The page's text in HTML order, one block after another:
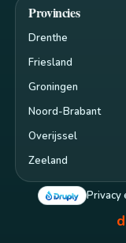
Provincies
Drenthe
Friesland
Groningen
Noord-Brabant
Overijssel
Zeeland
Privacy